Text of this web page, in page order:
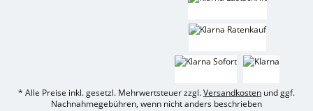
* Alle Preise inkl. gesetzl. Mehrwertsteuer zzgl.Versandkosten und ggf.
Nachnahmegebühren, wenn nicht anders beschrieben